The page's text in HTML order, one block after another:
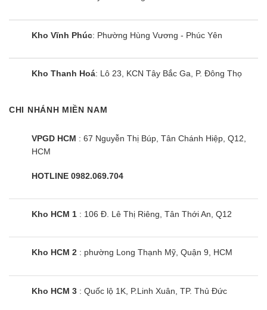
Kho Vĩnh Phúc: Phường Hùng Vương - Phúc Yên
Kho Thanh Hoá: Lô 23, KCN Tây Bắc Ga, P. Đông Thọ
CHI NHÁNH MIỀN NAM
VPGD HCM : 67 Nguyễn Thị Búp, Tân Chánh Hiệp, Q12,
HCM
HOTLINE 0982.069.704
Kho HCM 1 : 106 Đ. Lê Thị Riêng, Tân Thới An, Q12
Kho HCM 2 : phường Long Thạnh Mỹ, Quận 9, HCM
Kho HCM 3 : Quốc lộ 1K, P.Linh Xuân, TP. Thủ Đức